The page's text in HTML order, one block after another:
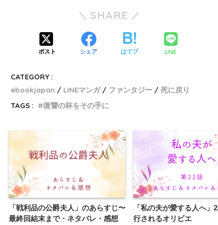
SHARE
ポスト シェア はてブ LINE
CATEGORY :
ebookjapan
LINEマンガ ファンタジー
死に戻り
TAGS :
復讐の杯をその手に
「戦利品の公爵夫人」のあらすじ〜
最終回結末まで・ネタバレ・感想
「私の夫が愛する人へ」
行されるオリビエ